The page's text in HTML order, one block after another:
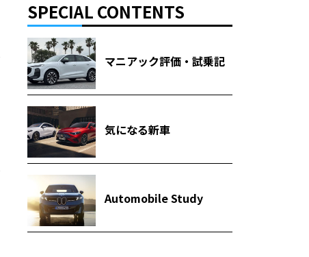
SPECIAL CONTENTS
マニアック評価・試乗記
気になる新車
Automobile Study